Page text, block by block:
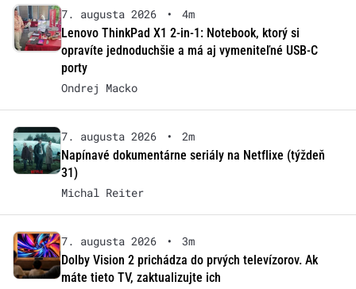
7. augusta 2026 •
4m
Lenovo ThinkPad X1 2-in-1: Notebook, ktorý si
opravíte jednoduchšie a má aj vymeniteľné USB-C
porty
Ondrej Macko
7. augusta 2026 •
2m
Napínavé dokumentárne seriály na Netflixe (týždeň
31)
Michal Reiter
7. augusta 2026 •
3m
Dolby Vision 2 prichádza do prvých televízorov. Ak
máte tieto TV, zaktualizujte ich